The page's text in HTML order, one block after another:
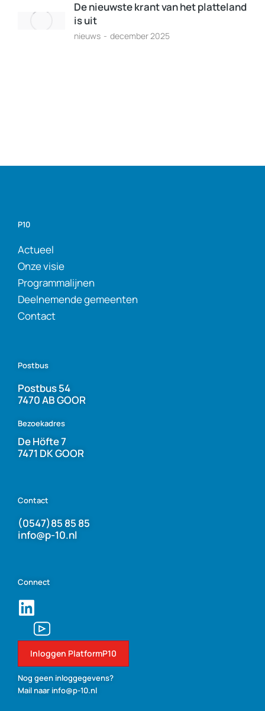
De nieuwste krant van het platteland
is uit
nieuws december 2025
P10
Actueel
Onze visie
Programmalijnen
Deelnemende gemeenten
Contact
Postbus
Postbus 54
7470 AB GOOR
Bezoekadres
De Höfte 7
7471 DK GOOR
Contact
(0547)85 85 85
info@p-10.nl
Connect
Inloggen PlatformP10
Nog geen inloggegevens?
Mail naar info@p-10.nl